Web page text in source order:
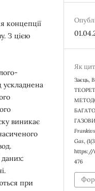
концепції
З цією
ускладнена
виникає
при
Як
Заєць,
Gas,
https://
476